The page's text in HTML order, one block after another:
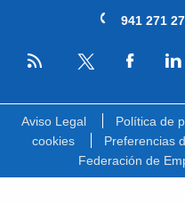
941 271
RSS
Aviso Legal Política de
cookies
Preferencias
Federación de